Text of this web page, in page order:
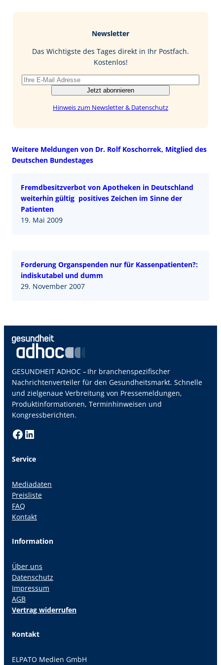
I
Newsletter
Das Wichtigste des Tages direkt in Ihr Postfach.
Kostenlos!
Jetzt abonnieren
Hinweis zum Newsletter & Datenschutz
Weitere Meldungen von Dr. Rolf Koschorrek, Mitglied des
Deutschen Bundestages
Fremdbesitzverbot von Apotheken in Deutschland
weiterhin gültig  positives Zeichen im Sinne der
Patienten
19. Mai 2009
Forderung Organspenden nur für Kassenpatienten?:
indiskutabel und dumm
29. November 2007
GESUNDHEIT ADHOC – Ihr branchenspezifischer
Nachrichtenverteiler für den Gesundheitsmarkt. Schnelle
und zielgenaue Verbreitung von Pressemeldungen,
Produktinformationen, Terminhinweisen und
Kongressberichten.
Facebook LinkedIn
Service
Mediadaten
Preisliste
FAQ
Kontakt
Information
Über uns
Datenschutz
Impressum
AGB
Vertrag widerrufen
Kontakt
ELPATO Medien GmbH